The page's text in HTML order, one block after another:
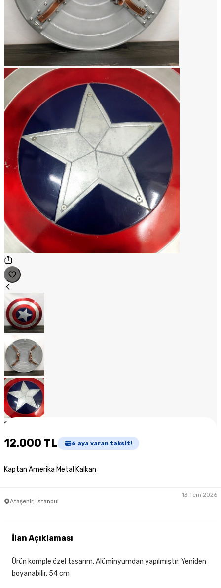
1
12.000 TL 6 aya varan taksit!
Kaptan Amerika Metal Kalkan
Ataşehir, İstanbul
13 Tem 2026
İlan Açıklaması
Ürün komple özel tasarım, Alüminyumdan yapılmıştır. Yeniden
boyanabilir. 54 cm